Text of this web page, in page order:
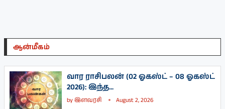
ஆன்மீகம்
வார ராசிபலன் (02 ஓகஸ்ட் – 08 ஓகஸ்ட்
2026): இந்த...
byஇளவரசி August 2, 2026